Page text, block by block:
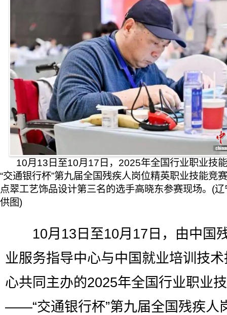
10月13日至10月17日，2025年全国行业职业
“交通银行杯”第九届全国残疾人岗位精英职业技能竞
点翠工艺饰品设计第三名的选手高晓东参赛现场。(
供图)
10月13日至10月17日，由中国
业服务指导中心与中国就业培训技
心共同主办的2025年全国行业职业
——“交通银行杯”第九届全国残疾人